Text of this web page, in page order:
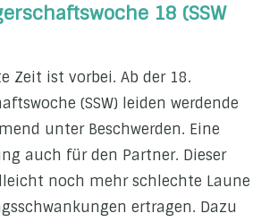
18 (SSW
Zeit ist vorbei. Ab der 18.
(SSW) leiden werdende
unter Beschwerden. Eine
auch für den Partner. Dieser
noch mehr schlechte Laune
ertragen. Dazu